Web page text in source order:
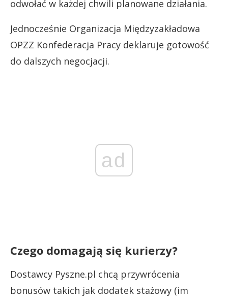
odwołać w każdej chwili planowane działania.
Jednocześnie Organizacja Międzyzakładowa
OPZZ Konfederacja Pracy deklaruje gotowość
do dalszych negocjacji.
ad
Czego domagają się kurierzy?
Dostawcy Pyszne.pl chcą przywrócenia
bonusów takich jak dodatek stażowy (im